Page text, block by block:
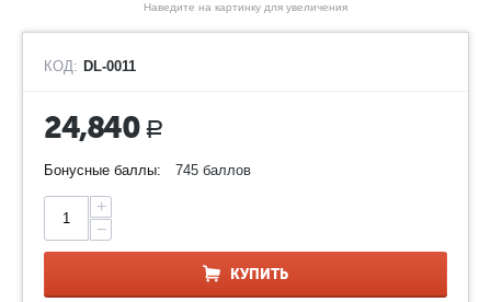
Наведите на картинку для увеличения
КОД: DL-0011
24,840 Р
Бонусные баллы: 745 баллов
+
−
КУПИТЬ